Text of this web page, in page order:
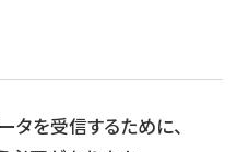
を受信するために、